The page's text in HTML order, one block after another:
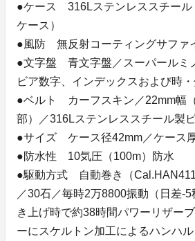
●ケース 316Lステンレススチール
ケース）
●風防 無反射コーティングサファ
●文字盤 青文字盤／スーパールミ
ビア数字、インデックスおよび時
●ベルト カーフスキン／22mm幅
部）／316Lステンレススチール製
●サイズ ケース径42mm／ケース
●防水性 10気圧（100m）防水
●駆動方式 自動巻き（
／30石／毎時2万8800振動（日差-
き上げ時で約38時間パワーリザー
ーにスケルトン加工によるハンハ